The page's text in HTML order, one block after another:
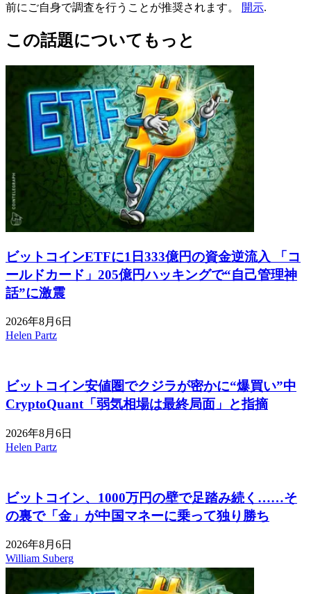
前にご自身で調査を行うことが推奨されます。
開示.
この話題についてもっと
ビットコインETFに1日333億円の資金逆流入 「コ
ールドカード」205億円ハッキングで“自己管理神
話”に激震
2026年8月6日
Helen Partz
ビットコイン安値圏でクジラが密かに“爆買い”中
CryptoQuant「弱気相場は最終局面」と指摘
2026年8月6日
Helen Partz
ビットコイン、1000万円の壁で足踏み続く……そ
の裏で「金」が中国マネーに乗って独り勝ち
2026年8月6日
William Suberg